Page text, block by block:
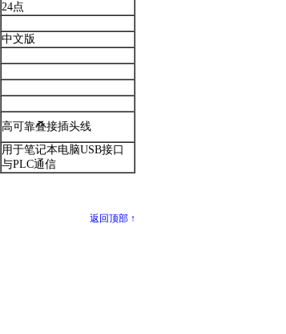
24点
中文版
高可靠叠接插头线
用于笔记本电脑USB接口
与PLC通信
返回顶部 ↑